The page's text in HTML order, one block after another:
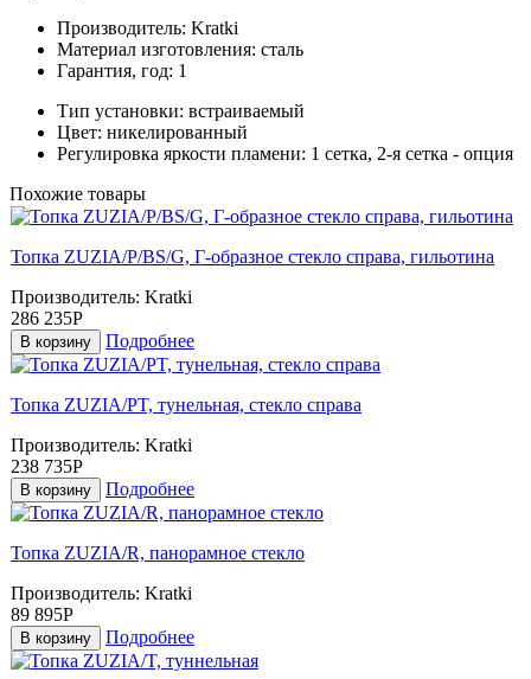
Производитель: Kratki
Материал изготовления: сталь
Гарантия, год: 1
Тип установки: встраиваемый
Цвет: никелированный
Регулировка яркости пламени: 1 сетка, 2-я сетка - опция
Похожие товары
Топка ZUZIA/P/BS/G, Г-образное стекло справа, гильотина
Производитель: Kratki
286 235Р
В корзину Подробнее
Топка ZUZIA/PT, тунельная, стекло справа
Производитель: Kratki
238 735Р
В корзину Подробнее
Топка ZUZIA/R, панорамное стекло
Производитель: Kratki
89 895Р
В корзину Подробнее